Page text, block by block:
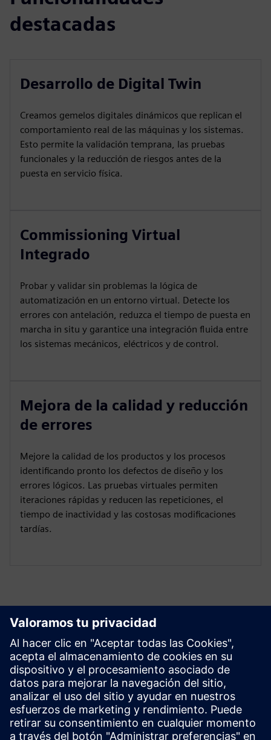
destacadas
Desarrollo de Digital Twin
Creamos gemelos digitales dinámicos que replican el
comportamiento real de las máquinas y los sistemas.
Esto permite la validación temprana, las pruebas
funcionales y la reducción de riesgos antes de la
puesta en servicio física.
Commissioning Virtual
Integrado
Probar y validar sin problemas la lógica de
automatización en un entorno virtual. Detecte los
errores con antelación, reduzca el tiempo de puesta en
marcha in situ y garantice una integración fluida entre
los sistemas mecánicos, eléctricos y de control.
Mejora de la calidad y reducción
de errores
Mejore la calidad de los productos y los procesos
identificando pronto los defectos de diseño y los
errores lógicos. Las pruebas virtuales permiten
iteraciones rápidas y reducen las repeticiones, el
tiempo de inactividad y las costosas modificaciones
tardías.
Explora los recursos y los
productos relacionados
Información y recursos adicionales
Masmec: producto gemelo digital